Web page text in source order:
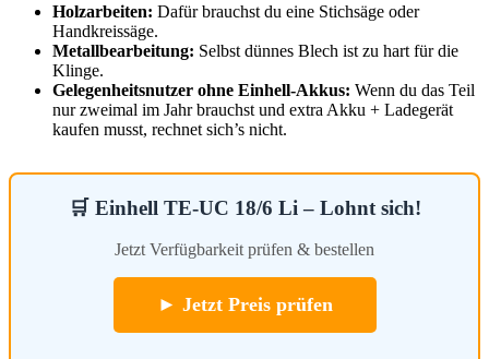
Holzarbeiten: Dafür brauchst du eine Stichsäge oder
Handkreissäge.
Metallbearbeitung: Selbst dünnes Blech ist zu hart für die
Klinge.
Gelegenheitsnutzer ohne Einhell-Akkus: Wenn du das Teil
nur zweimal im Jahr brauchst und extra Akku + Ladegerät
kaufen musst, rechnet sich’s nicht.
🛒 Einhell TE-UC 18/6 Li – Lohnt sich!
Jetzt Verfügbarkeit prüfen & bestellen
► Jetzt Preis prüfen